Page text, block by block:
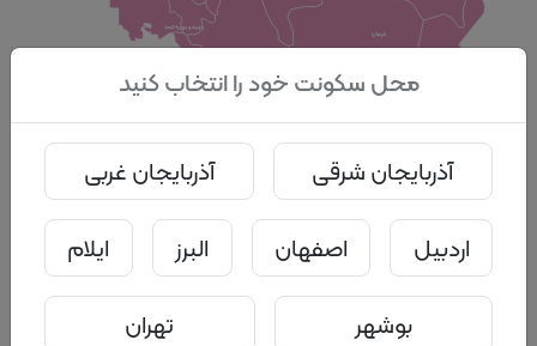
کهگیلویه و بویراحمد
فارس
کرمان
محل سکونت خود را انتخاب کنید
آذربایجان شرقی
آذربایجان غربی
اردبیل
اصفهان البرز
ایلام
بوشهر
تهران